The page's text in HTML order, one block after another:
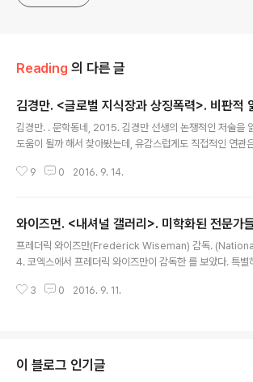
Reading 의 다른 글
김경만. <글로벌 지식장과 상징폭력>. 비판적
김경만. . 문학동네, 2015. 김경만 선생의 논쟁적인 저술을
도움이 될까 해서 찾아봤는데, 유감스럽게도 직접적인 연관
한국 사회과학계, 특히 "'한국적' 사회과학"이라는 패러다임
행위자로 활약할 수 있었던 저자 본인의 지적 여정을 다룬 2
다. 두 부분의 관계가 독자들로 하여금 한국 사회학계와 미
의 '야만' 대 '문명'의 구도로 대비시켜 바라보도록 설계되어
9 0 2016. 9. 14.
와이즈먼. <내셔널 갤러리>. 미학화된 전문가
프레더릭 와이즈만(Frederick Wiseman) 감독.
4. 코엑스에서 프레더릭 와이즈만이 감독한 를 보았다. 특별
가능성은 높지 않지만, 방문한지 두 달도 되지 않은 공간, 그
잠시 눈꺼풀을 덮고 간만의 영국 악센트에 귀를 기울였다).
막까지 런던의 내셔널 갤러리가 소장한 작품들의 샷이 수 차
3 0 2016. 9. 11.
이 블로그 인기글